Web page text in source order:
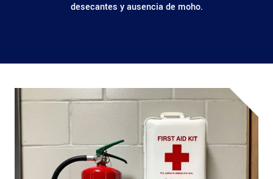
desecantes y ausencia de moho.